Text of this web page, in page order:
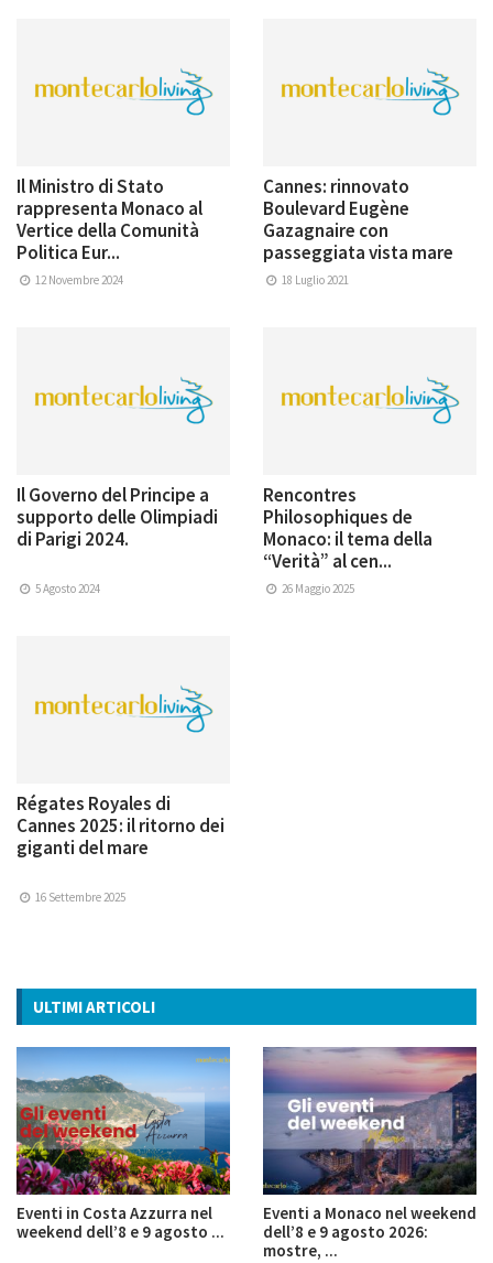
Il Ministro di Stato
rappresenta Monaco al
Vertice della Comunità
Politica Eur...
12 Novembre 2024
Cannes: rinnovato
Boulevard Eugène
Gazagnaire con
passeggiata vista mare
18 Luglio 2021
Il Governo del Principe a
supporto delle Olimpiadi
di Parigi 2024.
5 Agosto 2024
Rencontres
Philosophiques de
Monaco: il tema della
“Verità” al cen...
26 Maggio 2025
Régates Royales di
Cannes 2025: il ritorno dei
giganti del mare
16 Settembre 2025
ULTIMI ARTICOLI
Eventi in Costa Azzurra nel
weekend dell’8 e 9 agosto ...
Eventi a Monaco nel weekend
dell’8 e 9 agosto 2026:
mostre, ...